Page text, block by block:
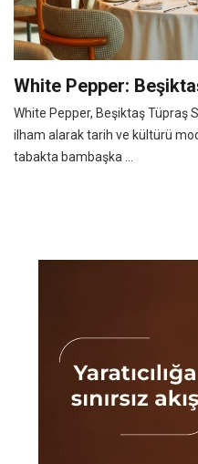
White Pepper:
White Pepper, Beşiktaş Tüpraş
ilham alarak tarih ve kültürü
tabakta bambaşka ...